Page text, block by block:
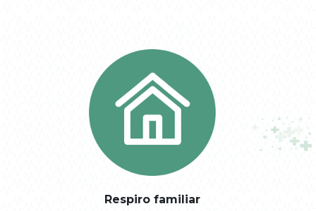
Respiro familiar